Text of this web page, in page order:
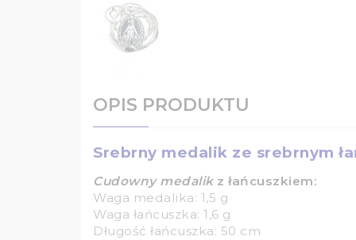
OPIS PRODUKTU
Srebrny medalik ze srebrnym
Cudowny medalikz łańcuszkiem:
Waga medalika: 1,5 g
Waga łańcuszka: 1,6 g
Długość łańcuszka: 50 cm